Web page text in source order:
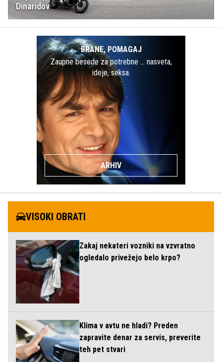
Dinaridov
BRANE, POMAGAJ
Zaupne besede za potrebne … nasveta,
ideje, seksa.
ARHIV
VISOKI OBRATI
Zakaj nekateri vozniki na vzvratno
ogledalo privežejo belo krpo?
Klima v avtu ne hladi? Preden
zapravite denar za servis, preverite
teh pet stvari